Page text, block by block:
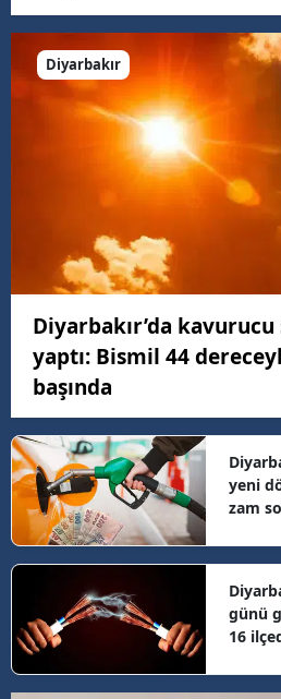
Diyarbakır
Diyarbakır’da
yaptı: Bismil 44
başında
yeni
zam
günü
16